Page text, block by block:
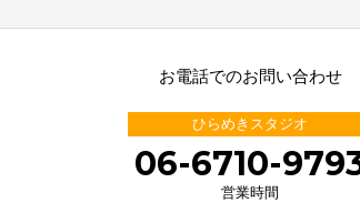
お電話でのお問い合わせ
ひらめきスタジオ
06-6710-
営業時間